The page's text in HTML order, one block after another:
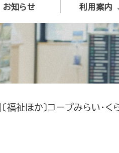
お知らせ 利用案内
〔福祉ほか〕コープみらい・